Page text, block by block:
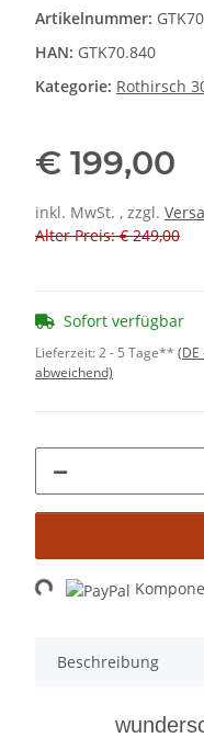
Artikelnummer:
HAN: GTK70.840
Kategorie: Rothirsch
€ 199,00
inkl. MwSt. , zzgl.
Alter Preis: € 249,00
Sofort verfügbar
Lieferzeit:2 - 5 Tage** (DE
abweichend)
Loading...
Beschreibung